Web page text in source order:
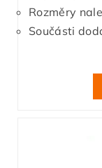
Rozměry
Součásti